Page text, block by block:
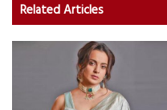
Related Articles